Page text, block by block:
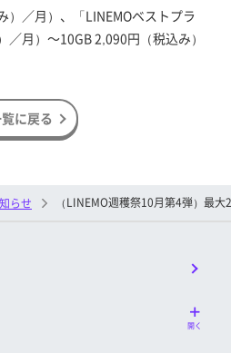
）／月）、「LINEMOベストプラ
月）～10GB 2,090円（税込み）
に戻る
らせ （LINEMO週穫祭10月第4弾）最
開く